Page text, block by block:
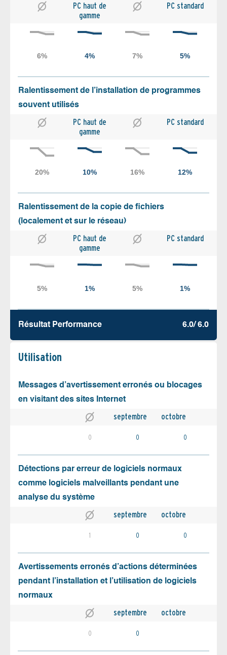
PC haut de
gamme
PC standard
Ralentissement de l’installation de programmes
souvent utilisés
PC haut de
gamme
PC standard
Ralentissement de la copie de fichiers
(localement et sur le réseau)
PC haut de
gamme
PC standard
Résultat Performance 6.0/ 6.0
Utilisation
Messages d’avertissement erronés ou blocages
en visitant des sites Internet
septembre octobre
0 0 0
Détections par erreur de logiciels normaux
comme logiciels malveillants pendant une
analyse du système
septembre octobre
1 0 0
Avertissements erronés d’actions déterminées
pendant l’installation et l’utilisation de logiciels
normaux
septembre octobre
0 0